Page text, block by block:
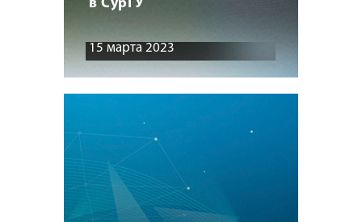
в СурГУ
15 марта 2023